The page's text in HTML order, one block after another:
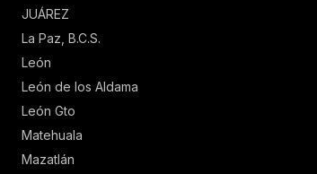
JUÁREZ
La Paz, B.C.S.
León
León de los Aldama
León Gto
Matehuala
Mazatlán